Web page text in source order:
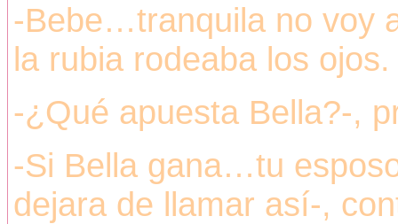
-Bebe…tranquila no voy
la rubia rodeaba los ojos.
-¿Qué apuesta Bella?-,
-Si Bella gana…tu
dejara de llamar así-,